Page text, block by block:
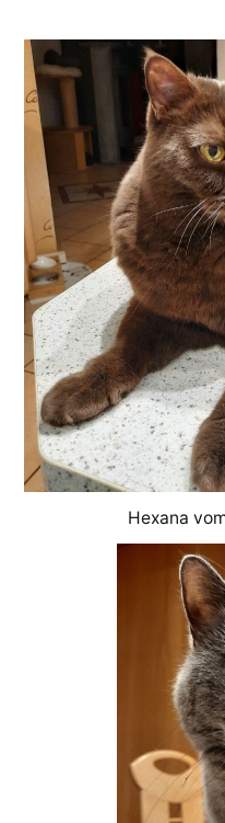
Hexana